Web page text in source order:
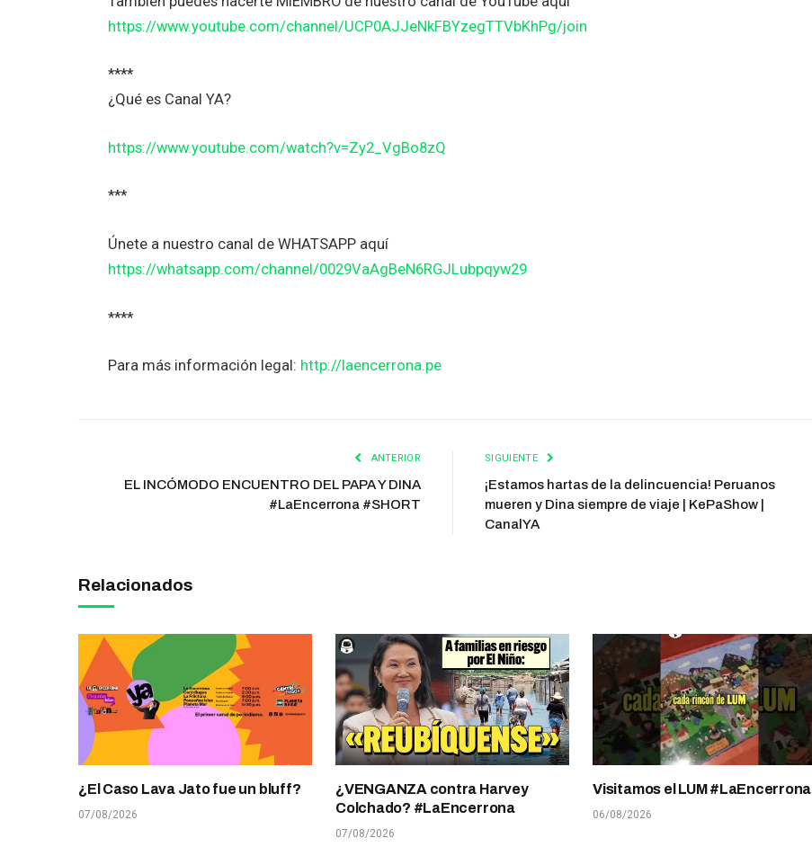
https://www.youtube.com/channel/UCP0AJJeNkFBYzegTTVbKhPg/join
****
¿Qué es Canal YA?
https://www.youtube.com/watch?v=Zy2_VgBo8zQ
***
Únete a nuestro canal de WHATSAPP aquí
https://whatsapp.com/channel/0029VaAgBeN6RGJLubpqyw29
****
Para más información legal: http://laencerrona.pe
ANTERIOR
EL INCÓMODO ENCUENTRO DEL PAPA Y DINA
#LaEncerrona #SHORT
SIGUIENTE
¡Estamos hartas de la delincuencia! Peruanos
mueren y Dina siempre de viaje | KePaShow |
CanalYA
Relacionados
¿El Caso Lava Jato fue un bluff?
07/08/2026
¿VENGANZA contra Harvey
Colchado? #LaEncerrona
07/08/2026
Visitamos el LUM #LaEncerrona
06/08/2026